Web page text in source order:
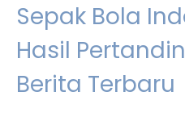
Sepak Bola
Hasil
Berita Terbaru